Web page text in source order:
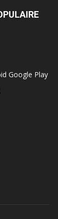
Google Play